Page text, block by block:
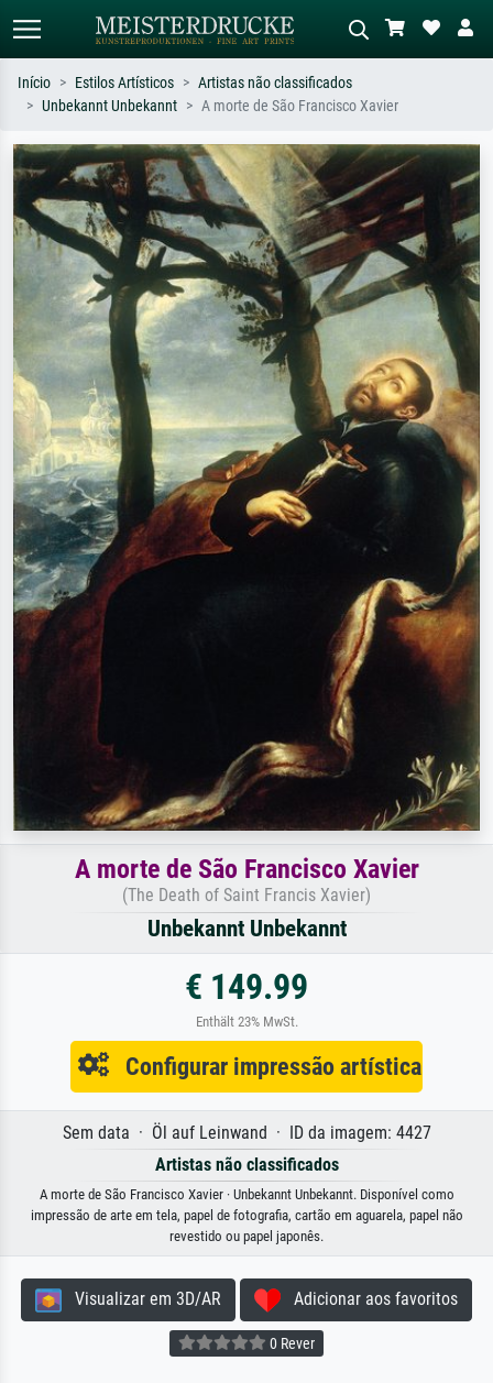
Pesquise por artista, título ou estilo –
ex: Monet, Noite Estrelada,
impressionismo, onda de Hokusai, nu.
Descreva a cena – ex: prado verde,
abstrato com muito vermelho, pintura
a óleo escura, nu em pé ao lado de
uma árvore.
Início Estilos Artísticos
Artistas não classificados
Unbekannt Unbekannt
A morte de São Francisco Xavier
A morte de São Francisco Xavier
(The Death of Saint Francis Xavier)
Unbekannt Unbekannt
€ 149.99
Enthält 23% MwSt.
Configurar impressão artística
Sem data · Öl auf Leinwand · ID da imagem: 4427
Artistas não classificados
A morte de São Francisco Xavier · Unbekannt Unbekannt. Disponível como
impressão de arte em tela, papel de fotografia, cartão em aguarela, papel não
revestido ou papel japonês.
Visualizar em 3D/AR Adicionar aos favoritos
0 Rever